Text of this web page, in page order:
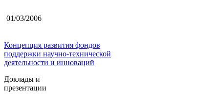
01/03/2006
Концепция развития фондов
поддержки научно-технической
деятельности и инноваций
Доклады и
презентации